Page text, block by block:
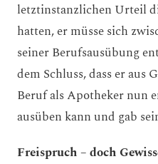
letztinstanzlichen Urteil
hatten, er müsse sich
seiner Berufsausübung
dem Schluss, dass er aus
Beruf als Apotheker nun
ausüben kann und gab
Freispruch – doch